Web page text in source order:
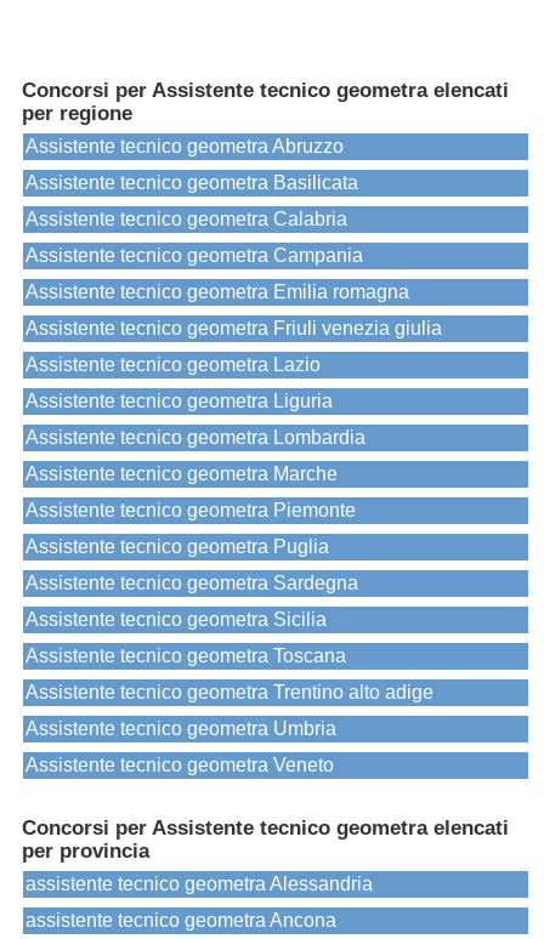
Concorsi per Assistente tecnico geometra elencati
per regione
Assistente tecnico geometra Abruzzo
Assistente tecnico geometra Basilicata
Assistente tecnico geometra Calabria
Assistente tecnico geometra Campania
Assistente tecnico geometra Emilia romagna
Assistente tecnico geometra Friuli venezia giulia
Assistente tecnico geometra Lazio
Assistente tecnico geometra Liguria
Assistente tecnico geometra Lombardia
Assistente tecnico geometra Marche
Assistente tecnico geometra Piemonte
Assistente tecnico geometra Puglia
Assistente tecnico geometra Sardegna
Assistente tecnico geometra Sicilia
Assistente tecnico geometra Toscana
Assistente tecnico geometra Trentino alto adige
Assistente tecnico geometra Umbria
Assistente tecnico geometra Veneto
Concorsi per Assistente tecnico geometra elencati
per provincia
assistente tecnico geometra Alessandria
assistente tecnico geometra Ancona